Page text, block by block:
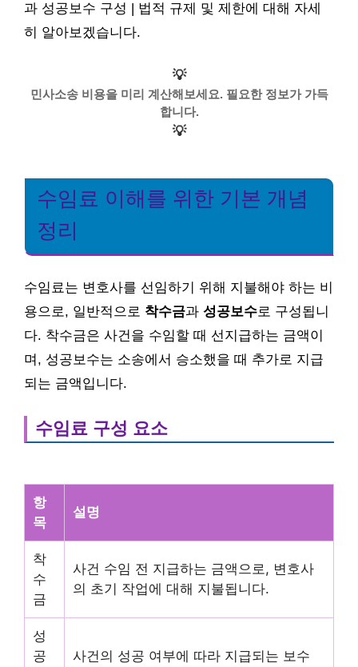
과 성공보수 구성 | 법적 규제 및 제한에 대해 자세
히 알아보겠습니다.
💡
민사소송 비용을 미리 계산해보세요. 필요한 정보가 가득
합니다.
💡
수임료 이해를 위한 기본 개념
정리
수임료는 변호사를 선임하기 위해 지불해야 하는 비
용으로, 일반적으로 착수금과 성공보수로 구성됩니
다. 착수금은 사건을 수임할 때 선지급하는 금액이
며, 성공보수는 소송에서 승소했을 때 추가로 지급
되는 금액입니다.
수임료 구성 요소
항
목
설명
착
수
금
사건 수임 전 지급하는 금액으로, 변호사
의 초기 작업에 대해 지불됩니다.
성
공
사건의 성공 여부에 따라 지급되는 보수